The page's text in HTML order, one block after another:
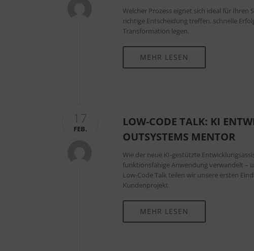
Welcher Prozess eignet sich ideal für Ihren
richtige Entscheidung treffen, schnelle
Transformation legen.
MEHR LESEN
17
FEB.
LOW-CODE TALK: KI
OUTSYSTEMS MENTOR
Wie der neue KI-gestützte
funktionsfähige Anwendung verwandelt –
Low-Code Talk teilen wir unsere ersten
Kundenprojekt.
MEHR LESEN